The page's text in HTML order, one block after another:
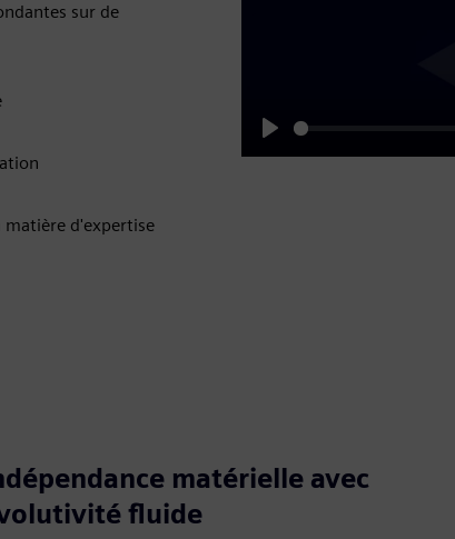
sur de
matière d'expertise
Play
matérielle avec
fluide